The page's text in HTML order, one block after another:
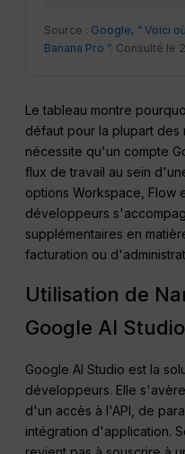
Source : Google, “ Voici
Banana Pro ”. Consulté le
Le tableau montre
défaut pour la plupart des
nécessite qu'un compte
flux de travail au sein
options Workspace, Flow
développeurs
supplémentaires en
facturation ou
Utilisation de
Google AI Studio
Google AI Studio est la
développeurs. Elle
d'un accès à l'API, de
intégration d'application.